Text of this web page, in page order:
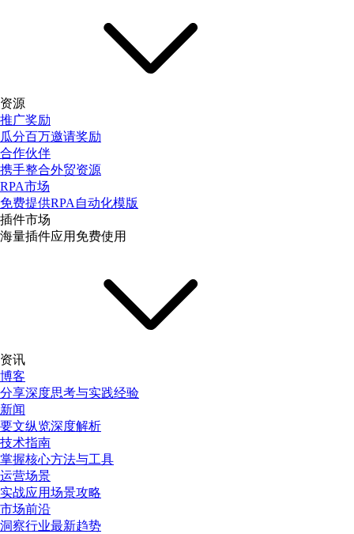
资源
推广奖励
瓜分百万邀请奖励
合作伙伴
携手整合外贸资源
RPA市场
免费提供RPA自动化模版
插件市场
海量插件应用免费使用
资讯
博客
分享深度思考与实践经验
新闻
要文纵览深度解析
技术指南
掌握核心方法与工具
运营场景
实战应用场景攻略
市场前沿
洞察行业最新趋势